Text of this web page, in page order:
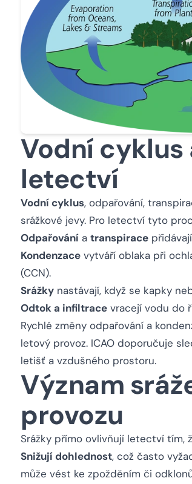
Vodní cyklus
letectví
Vodní cyklus, odpařování,
srážkové jevy. Pro letectví tyto
Odpařování a transpirace
Kondenzace vytváří oblaka při
(CCN).
Srážky nastávají, když se kapky
Odtok a infiltrace vracejí vodu do
Rychlé změny odpařování a
letový provoz. ICAO doporučuje
letišť a vzdušného prostoru.
Význam
provozu
Srážky přímo ovlivňují letectví tím,
Snižují dohlednost, což často
může vést ke zpožděním či